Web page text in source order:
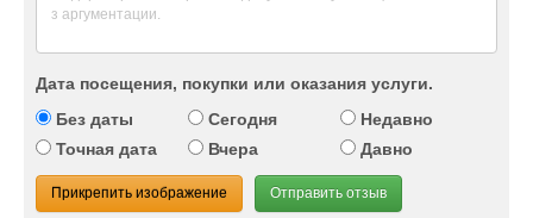
Дата посещения, покупки или оказания услуги.
Без даты
Сегодня
Недавно
Точная дата
Вчера Давно
Прикрепить изображение Отправить отзыв